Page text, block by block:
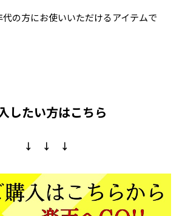
の方にお使いいただけるアイテムで
したい方はこちら
↓ ↓ ↓